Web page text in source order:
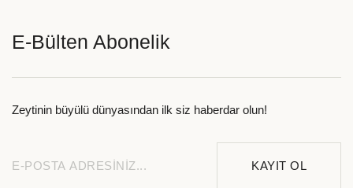
E-Bülten Abonelik
Zeytinin büyülü dünyasından ilk siz haberdar olun!
KAYIT OL